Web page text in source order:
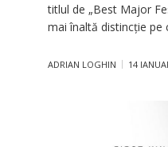
titlul de „Best Major
mai înaltă distincţie pe
ADRIAN LOGHIN 14